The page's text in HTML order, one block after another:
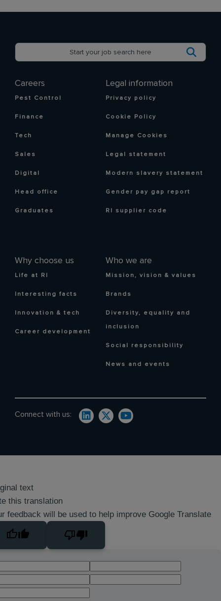
Careers
Pest Control
Finance
Tech
Sales
Digital
Head office
Graduates
Why choose us
Life at RI
Interesting facts
Innovation & tech
Career development
Who we are
Mission, vision & values
Brands
Diversity, equality and
inclusion
Social responsibility
News and events
Legal information
Privacy policy
Cookie Policy
Manage Cookies
Legal statement
Modern slavery statement
Gender pay gap report
RI supplier code
Connect with us:
text
this translation
feedback will be used to help improve Google Translate